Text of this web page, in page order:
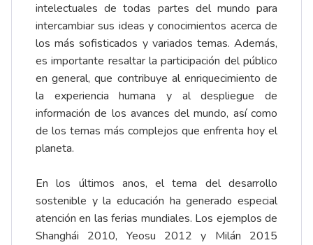
intelectuales de todas partes del mundo para
intercambiar sus ideas y conocimientos acerca de
los más sofisticados y variados temas. Además,
es importante resaltar la participación del público
en general, que contribuye al enriquecimiento de
la experiencia humana y al despliegue de
información de los avances del mundo, así como
de los temas más complejos que enfrenta hoy el
planeta.
En los últimos anos, el tema del desarrollo
sostenible y la educación ha generado especial
atención en las ferias mundiales. Los ejemplos de
Shanghái 2010, Yeosu 2012 y Milán 2015